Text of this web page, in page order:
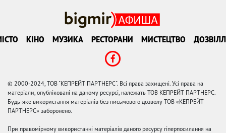
КІНО МУЗИКА РЕСТОРАНИ МИСТЕЦТВО
© 2000-2024, ТОВ "КЕПРЕЙТ ПАРТНЕРС". Всі права захищені. Усі права на
матеріали, опубліковані на даному ресурсі, належать ТОВ КЕПРЕЙТ ПАРТНЕРС.
Будь-яке використання матеріалів без письмового дозволу ТОВ «КЕПРЕЙТ
ПАРТНЕРС» заборонено.
При правомірному використанні матеріалів даного ресурсу гіперпосилання на